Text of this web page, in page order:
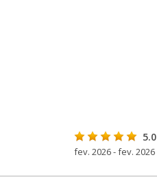
5.0
fev. 2026 - fev. 2026